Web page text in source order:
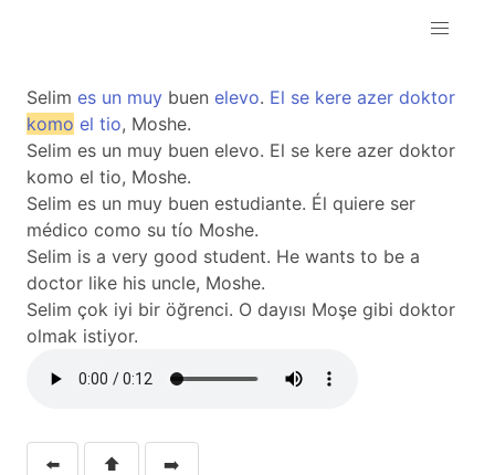
Selim es un muy buen elevo. El se kere azer doktor
komo el tio, Moshe.
Selim es un muy buen elevo. El se kere azer doktor
komo el tio, Moshe.
Selim es un muy buen estudiante. Él quiere ser
médico como su tío Moshe.
Selim is a very good student. He wants to be a
doctor like his uncle, Moshe.
Selim çok iyi bir öğrenci. O dayısı Moşe gibi doktor
olmak istiyor.
⬅️ ⬆️ ➡️